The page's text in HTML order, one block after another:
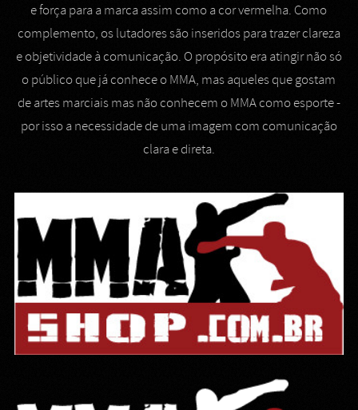
e força para a marca assim como a cor vermelha. Como
complemento, os lutadores são inseridos para trazer clareza
e objetividade à comunicação. O propósito era atingir não só
o público que já conhece o MMA, mas aqueles que gostam
de artes marciais mas não conhecem o MMA como esporte -
por isso a necessidade de uma imagem com comunicação
clara e direta.